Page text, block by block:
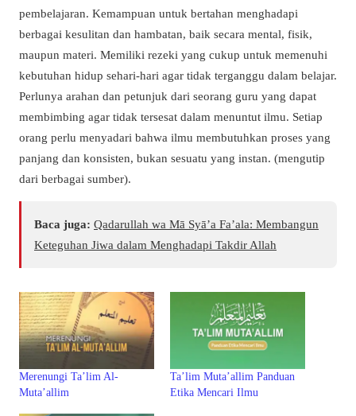
pembelajaran. Kemampuan untuk bertahan menghadapi
berbagai kesulitan dan hambatan, baik secara mental, fisik,
maupun materi. Memiliki rezeki yang cukup untuk memenuhi
kebutuhan hidup sehari-hari agar tidak terganggu dalam belajar.
Perlunya arahan dan petunjuk dari seorang guru yang dapat
membimbing agar tidak tersesat dalam menuntut ilmu. Setiap
orang perlu menyadari bahwa ilmu membutuhkan proses yang
panjang dan konsisten, bukan sesuatu yang instan. (mengutip
dari berbagai sumber).
Baca juga: Qadarullah wa Mā Syā’a Fa’ala: Membangun
Keteguhan Jiwa dalam Menghadapi Takdir Allah
Merenungi Ta’lim Al-
Muta’allim
Ta’lim Muta’allim Panduan
Etika Mencari Ilmu